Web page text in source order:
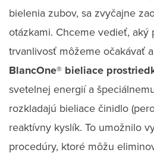
bielenia zubov, sa zvyčajne
otázkami. Chceme vedieť, aký
trvanlivosť môžeme očakávať
BlancOne® bieliace
svetelnej energií a
rozkladajú bieliace činidlo
reaktívny kyslík. To umožnilo
procedúry, ktoré môžu